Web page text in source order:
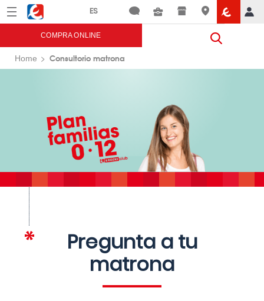
Menú Eroski
COMPRA ONLINE
Home Consultorio matrona
Pregunta a tu
matrona